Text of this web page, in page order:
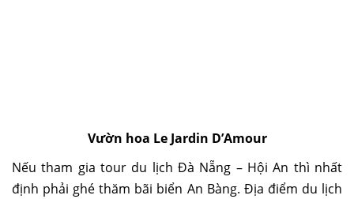
Vườn hoa Le Jardin D’Amour
Nếu tham gia tour du lịch Đà Nẵng – Hội An thì nhất
định phải ghé thăm bãi biển An Bàng. Địa điểm du lịch